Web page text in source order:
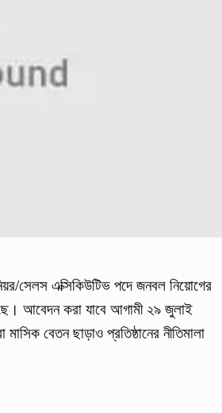
সেলস এক্সিকিউটিভ পদে জনবল নিয়োগের
আবেদন করা যাবে আগামী ২৯ জুলাই
বেতন ছাড়াও প্রতিষ্ঠানের নীতিমালা